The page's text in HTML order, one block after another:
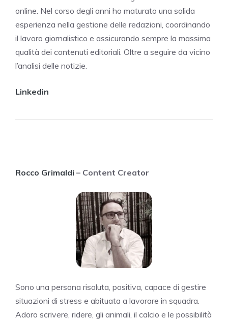
online. Nel corso degli anni ho maturato una solida
esperienza nella gestione delle redazioni, coordinando
il lavoro giornalistico e assicurando sempre la massima
qualità dei contenuti editoriali. Oltre a seguire da vicino
l’analisi delle notizie.
Linkedin
Rocco Grimaldi – Content Creator
Sono una persona risoluta, positiva, capace di gestire
situazioni di stress e abituata a lavorare in squadra.
Adoro scrivere, ridere, gli animali, il calcio e le possibilità